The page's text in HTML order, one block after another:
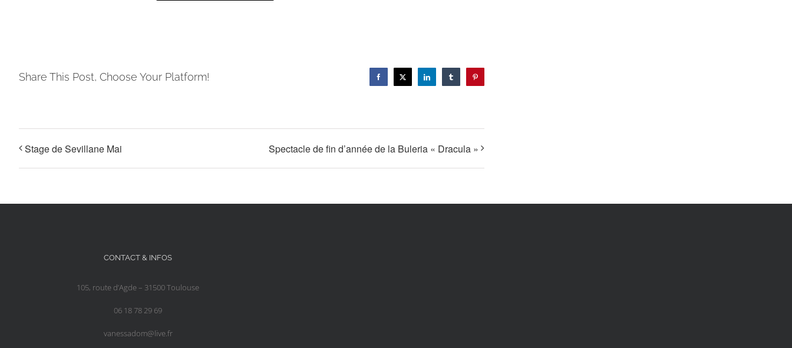
Share This Post, Choose Your Platform! FacebookX LinkedInTumblr Pinterest
Stage de Sevillane Mai Spectacle de fin d’année de la Buleria « Dracula »
CONTACT & INFOS
105, route d’Agde – 31500 Toulouse
06 18 78 29 69
vanessadom@live.fr